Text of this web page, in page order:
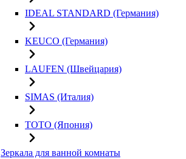
IDEAL STANDARD (Германия)
KEUCO (Германия)
LAUFEN (Швейцария)
SIMAS (Италия)
TOTO (Япония)
Зеркала для ванной комнаты